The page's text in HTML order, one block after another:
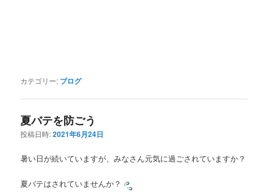
カテゴリー: ブログ
夏バテを防ごう
投稿日時:2021年6月24日
暑い日が続いていますが、みなさん元気に過ごされていますか？
夏バテはされていませんか？